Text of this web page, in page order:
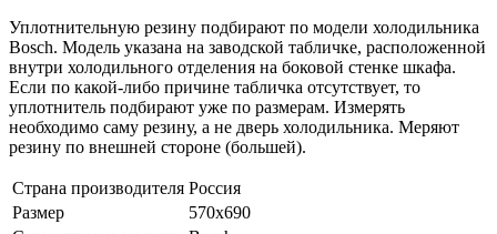
Уплотнительную резину подбирают по модели холодильника
Bosch. Модель указана на заводской табличке, расположенной
внутри холодильного отделения на боковой стенке шкафа.
Если по какой-либо причине табличка отсутствует, то
уплотнитель подбирают уже по размерам. Измерять
необходимо саму резину, а не дверь холодильника. Меряют
резину по внешней стороне (большей).
Страна производителя Россия
Размер
570х690